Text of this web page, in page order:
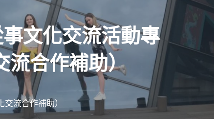
文化交流活動專
流合作補助）
流合作補助）